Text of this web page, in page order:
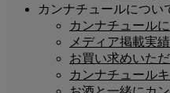
カンナチュールについ
カンナチュール
メディア掲載実績
お買い求めいた
カンナチュール